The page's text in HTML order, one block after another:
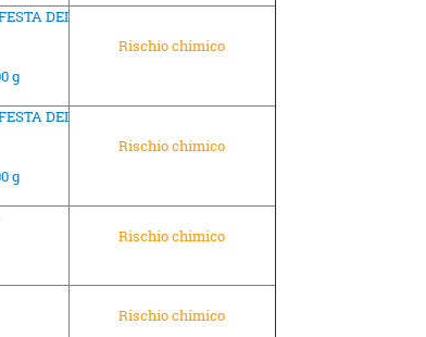
DEI
g
Rischio chimico
DEI
g
Rischio chimico
Rischio chimico
Rischio chimico